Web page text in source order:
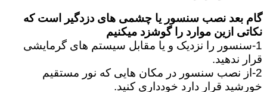
گام بعد نصب سنسور یا چشمی های دزدگیر است که
نکاتی ازین موارد را گوشزد میکنیم
1-سنسور را نزدیک و یا مقابل سیستم های گرمایشی
قرار ندهید.
2-از نصب سنسور در مکان هایی که نور مستقیم
خورشید قرار دارد خودداری کنید.